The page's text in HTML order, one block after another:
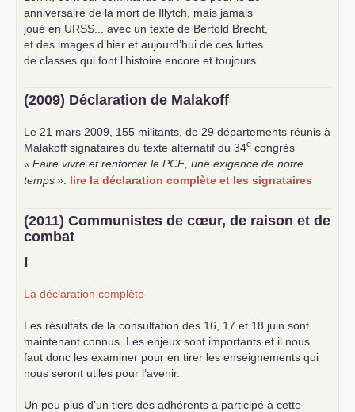
anniversaire de la mort de Illytch, mais jamais
joué en URSS ... avec un texte de Bertold Brecht,
et des images d’hier et aujourd’hui de ces luttes
de classes qui font l’histoire encore et toujours...
(2009) Déclaration de Malakoff
Le 21 mars 2009, 155 militants, de 29 départements réunis à
Malakoff signataires du texte alternatif du 34e congrès
«Faire vivre et renforcer le PCF , une exigence de notre
temps» lire la déclaration complète et les signataires
(2011) Communistes de cœur, de raison et de
combat
!
La déclaration complète
Les résultats de la consultation des 16, 17 et 18 juin sont
maintenant connus. Les enjeux sont importants et il nous
faut donc les examiner pour en tirer les enseignements qui
nous seront utiles pour l’avenir.
Un peu plus d’un tiers des adhérents a participé à cette